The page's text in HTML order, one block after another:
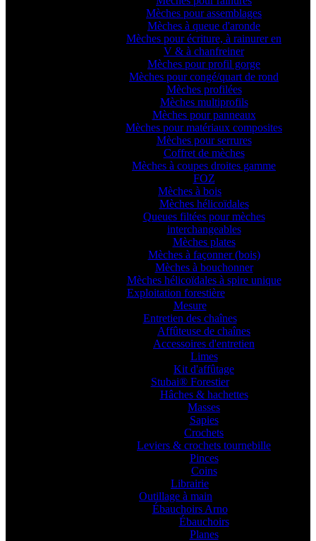
Mèches pour assemblages
Mèches à queue d'aronde
Mèches pour écriture, à rainurer en
V & à chanfreiner
Mèches pour profil gorge
Mèches pour congé/quart de rond
Mèches profilées
Mèches multiprofils
Mèches pour panneaux
Mèches pour matériaux composites
Mèches pour serrures
Coffret de mèches
Mèches à coupes droites gamme
FOZ
Mèches à bois
Mèches hélicoïdales
Queues filtées pour mèches
interchangeables
Mèches plates
Mèches à façonner (bois)
Mèches à bouchonner
Mèches hélicoïdales à spire unique
Exploitation forestière
Mesure
Entretien des chaînes
Affûteuse de chaînes
Accessoires d'entretien
Limes
Kit d'affûtage
Stubai® Forestier
Hâches & hachettes
Masses
Sapies
Crochets
Leviers & crochets tournebille
Pinces
Coins
Librairie
Outillage à main
Ébauchoirs Arno
Ébauchoirs
Planes